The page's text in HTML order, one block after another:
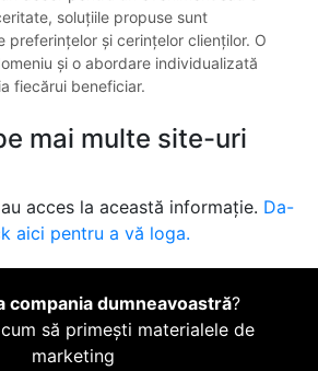
soluțiile propuse sunt
preferințelor și cerințelor clienților. O
și o abordare individualizată
fiecărui beneficiar.
mai multe site-uri
acces la această informație. Da-
aici pentru a vă loga.
compania dumneavoastră?
să primești materialele de
marketing